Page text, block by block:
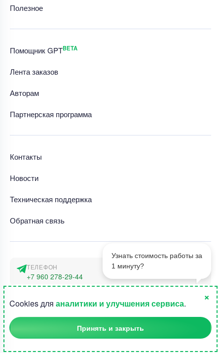
1
Узнать стоимость работы за
1 минуту?
Полезное
Помощник GPTBETA
Лента заказов
Авторам
Партнерская программа
Контакты
Новости
Техническая поддержка
Обратная связь
ТЕЛЕФОН
+7 960 278-29-44
г. Москва, наб. Тараса Шевченко 23а
©2015-2026, Студландия -
Cookies для аналитики и улучшения сервиса.
×
Принять и закрыть